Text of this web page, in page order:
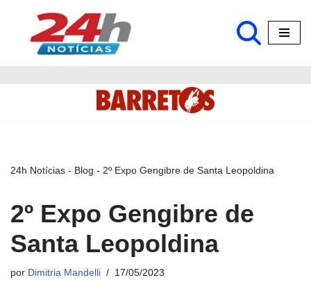
Pular
24h Notícias - Blog - 2º Expo Gengibre de Santa Leopoldina
2º Expo Gengibre de
Santa Leopoldina
por Dimitria Mandelli 17/05/2023